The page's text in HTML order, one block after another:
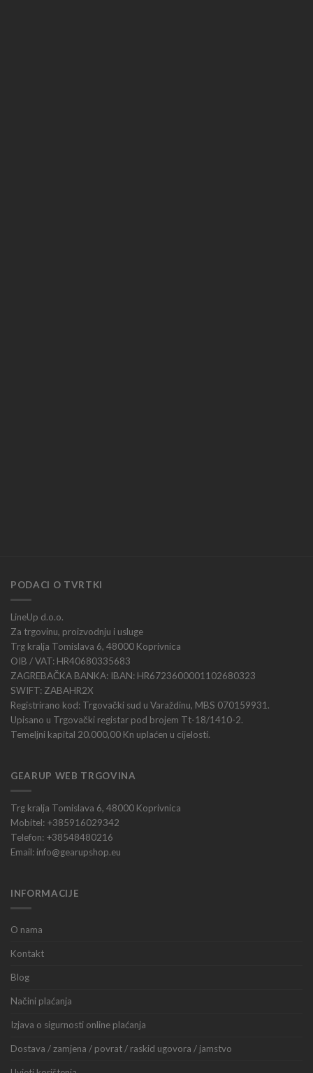
PODACI O TVRTKI
LineUp d.o.o.
Za trgovinu, proizvodnju i usluge
Trg kralja Tomislava 6, 48000 Koprivnica
OIB / VAT: HR40680335683
ZAGREBAČKA BANKA: IBAN: HR6723600001102680323
SWIFT: ZABAHR2X
Registrirano kod: Trgovački sud u Varaždinu, MBS 070159931.
Upisano u Trgovački registar pod brojem Tt-18/1410-2.
Temeljni kapital 20.000,00 Kn uplaćen u cijelosti.
GEARUP WEB TRGOVINA
Trg kralja Tomislava 6, 48000 Koprivnica
Mobitel: +385916029342
Telefon: +38548480216
Email: info@gearupshop.eu
INFORMACIJE
O nama
Kontakt
Blog
Načini plaćanja
Izjava o sigurnosti online plaćanja
Dostava / zamjena / povrat / raskid ugovora / jamstvo